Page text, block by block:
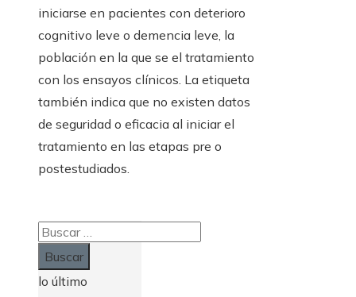
iniciarse en pacientes con deterioro
cognitivo leve o demencia leve, la
población en la que se el tratamiento
con los ensayos clínicos. La etiqueta
también indica que no existen datos
de seguridad o eficacia al iniciar el
tratamiento en las etapas pre o
postestudiados.
Buscar:
lo último